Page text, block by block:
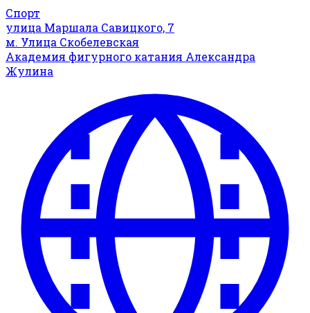
Спорт
улица Маршала Савицкого, 7
м. Улица Скобелевская
Академия фигурного катания Александра
Жулина